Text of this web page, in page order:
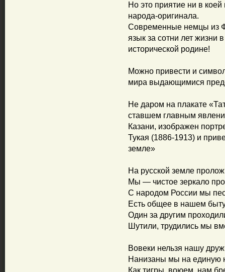
Но это приятие ни в
народа-оригинала.
Современные немцы из
язык за сотни лет жизни
исторической родине!
Можно привести и
мира выдающимися
Не даром на плакате
ставшем главным
Казани, изображен
Тукая (1886-1913) и
земле»
На русской земле
Мы — чистое зеркало
С народом России мы
Есть общее в нашем
Один за другим
Шутили, трудились мы
Вовеки нельзя нашу
Нанизаны мы на единую
Как тигры, воюем, нам